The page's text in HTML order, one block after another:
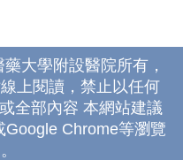
大學附設醫院所有，
上閱讀，禁止以任何
全部內容 本網站建議
Google Chrome等瀏覽